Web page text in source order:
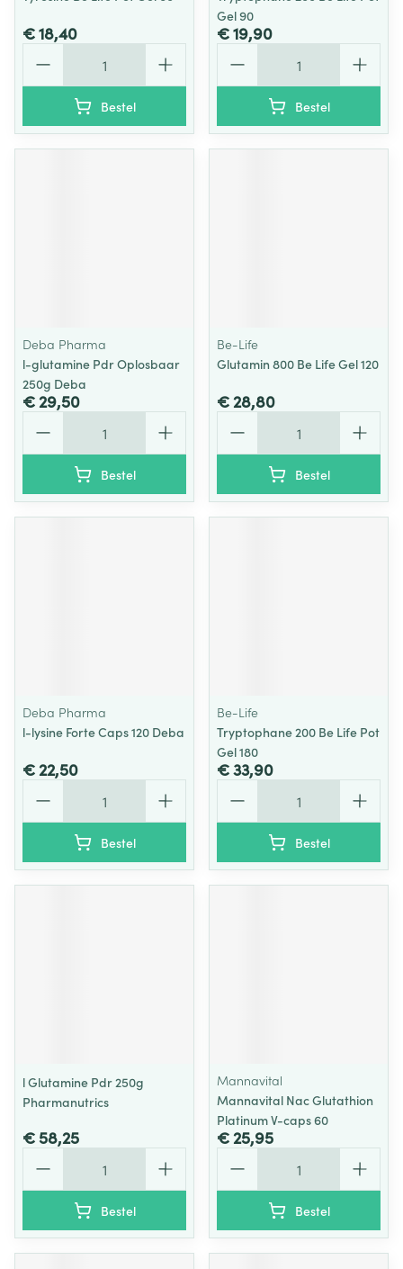
€ 18,40
Bestel
Gel 90
€ 19,90
Bestel
Deba Pharma
l-glutamine Pdr Oplosbaar
250g Deba
€ 29,50
Bestel
Be-Life
Glutamin 800 Be Life Gel 120
€ 28,80
Bestel
Deba Pharma
l-lysine Forte Caps 120 Deba
€ 22,50
Bestel
Be-Life
Tryptophane 200 Be Life Pot
Gel 180
€ 33,90
Bestel
l Glutamine Pdr 250g
Pharmanutrics
€ 58,25
Bestel
Mannavital
Mannavital Nac Glutathion
Platinum V-caps 60
€ 25,95
Bestel